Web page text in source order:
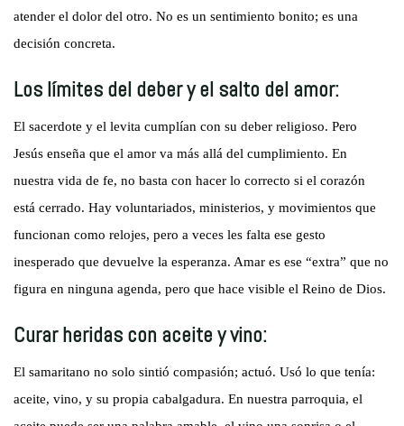
atender el dolor del otro. No es un sentimiento bonito; es una
decisión concreta.
Los límites del deber y el salto del amor:
El sacerdote y el levita cumplían con su deber religioso. Pero
Jesús enseña que el amor va más allá del cumplimiento. En
nuestra vida de fe, no basta con hacer lo correcto si el corazón
está cerrado. Hay voluntariados, ministerios, y movimientos que
funcionan como relojes, pero a veces les falta ese gesto
inesperado que devuelve la esperanza. Amar es ese “extra” que no
figura en ninguna agenda, pero que hace visible el Reino de Dios.
Curar heridas con aceite y vino:
El samaritano no solo sintió compasión; actuó. Usó lo que tenía:
aceite, vino, y su propia cabalgadura. En nuestra parroquia, el